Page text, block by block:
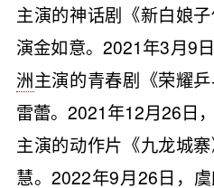
主演的神话剧《新白娘
演金如意。2021年3月9
洲主演的青春剧《荣耀
雷蕾。2021年12月26日
主演的动作片《九龙城
慧。2022年9月26日，虞